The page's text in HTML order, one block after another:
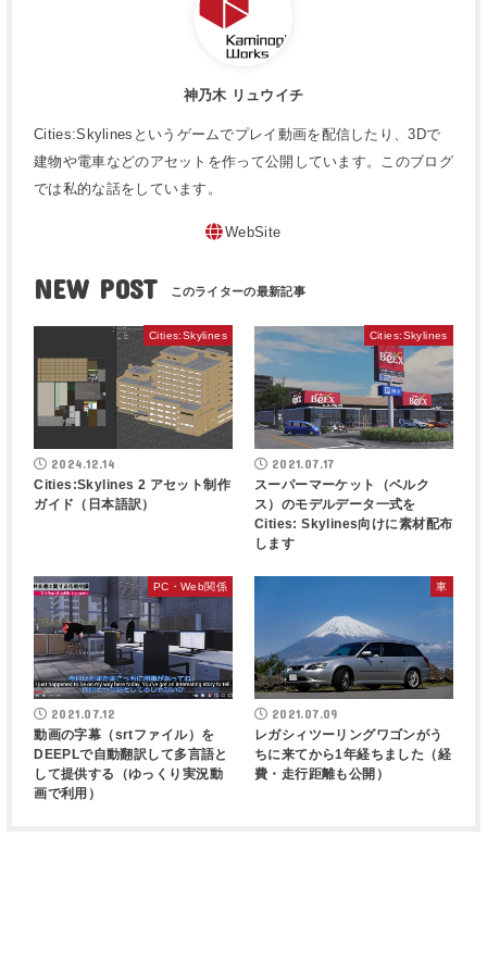
神乃木 リュウイチ
Cities:Skylinesというゲームでプレイ動画を配信したり、3Dで
建物や電車などのアセットを作って公開しています。このブログ
では私的な話をしています。
WebSite
NEW POST
Cities:Skylines
2024.12.14
Cities:Skylines 2 アセット制作
ガイド（日本語訳）
Cities:Skylines
2021.07.17
スーパーマーケット（ベルク
ス）のモデルデータ一式を
Cities: Skylines向けに素材配布
します
PC・Web関係
2021.07.12
動画の字幕（srtファイル）を
DEEPLで自動翻訳して多言語と
して提供する（ゆっくり実況動
画で利用）
車
2021.07.09
レガシィツーリングワゴンがう
ちに来てから1年経ちました（経
費・走行距離も公開）